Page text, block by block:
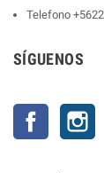
Telefono
SÍGUENOS
Facebook